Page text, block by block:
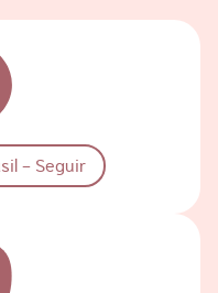
- Seguir